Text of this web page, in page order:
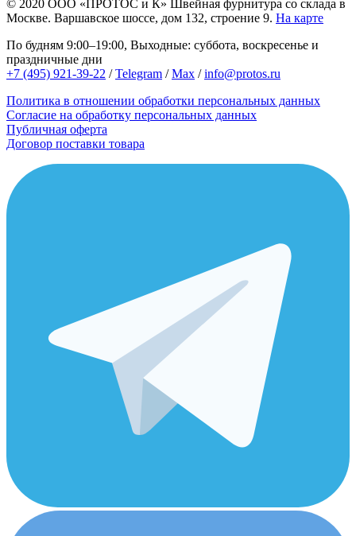
© 2020 ООО «ПРОТОС и К» Швейная фурнитура со склада в
Москве. Варшавское шоссе, дом 132, строение 9. На карте
По будням 9:00–19:00, Выходные: суббота, воскресенье и
праздничные дни
+7 (495) 921-39-22 /Telegram /Max /info@protos.ru
Политика в отношении обработки персональных данных
Согласие на обработку персональных данных
Публичная оферта
Договор поставки товара